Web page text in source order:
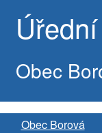
Obec
Obec Borová